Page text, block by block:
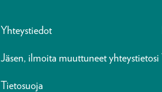
Yhteystiedot
Jäsen, ilmoita muuttuneet yhteystietosi
Tietosuoja